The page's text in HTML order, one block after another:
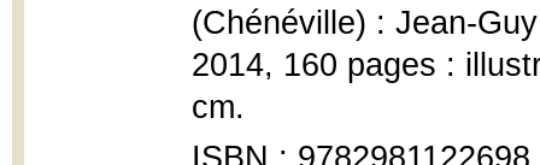
(Chénéville) : Jean-
2014, 160 pages :
cm.
ISBN : 9782981122698